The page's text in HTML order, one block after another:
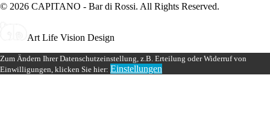
© 2026 CAPITANO - Bar di Rossi. All Rights Reserved.
Art Life Vision Design
Zum Ändern Ihrer Datenschutzeinstellung, z.B. Erteilung oder Widerruf von
Einwilligungen, klicken Sie hier: Einstellungen